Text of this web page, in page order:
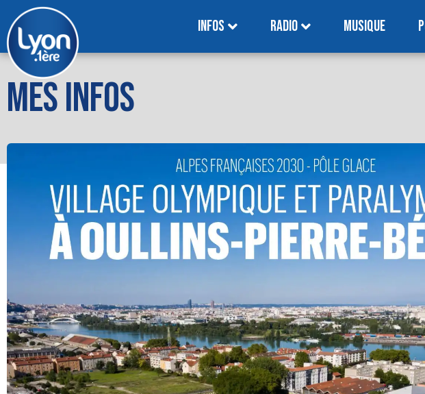
INFOS RADIO MUSIQUE
MES INFOS